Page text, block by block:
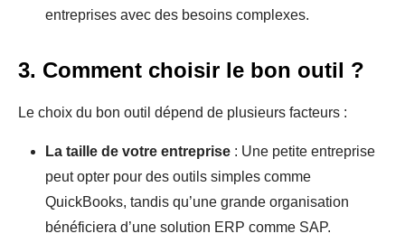
entreprises avec des besoins complexes.
3. Comment choisir le bon outil ?
Le choix du bon outil dépend de plusieurs facteurs :
La taille de votre entreprise : Une petite entreprise
peut opter pour des outils simples comme
QuickBooks, tandis qu’une grande organisation
bénéficiera d’une solution ERP comme SAP.